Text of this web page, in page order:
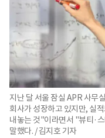
지난 달 서울 잠실 APR 사무
회사가 성장하고 있지만, 실
내놓는 것"이라면서 "뷰티·
말했다. / 김지호 기자